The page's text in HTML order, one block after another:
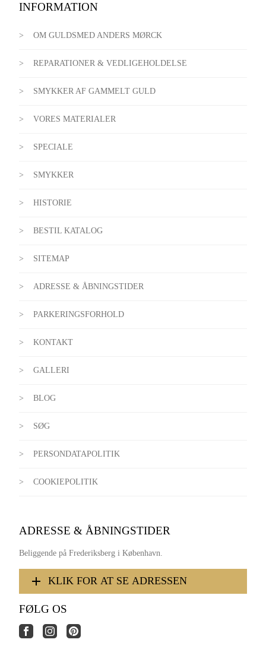
INFORMATION
OM GULDSMED ANDERS MØRCK
REPARATIONER & VEDLIGEHOLDELSE
SMYKKER AF GAMMELT GULD
VORES MATERIALER
SPECIALE
SMYKKER
HISTORIE
BESTIL KATALOG
SITEMAP
ADRESSE & ÅBNINGSTIDER
PARKERINGSFORHOLD
KONTAKT
GALLERI
BLOG
SØG
PERSONDATAPOLITIK
COOKIEPOLITIK
ADRESSE & ÅBNINGSTIDER
Beliggende på Frederiksberg i København.
KLIK FOR AT SE ADRESSEN
FØLG OS